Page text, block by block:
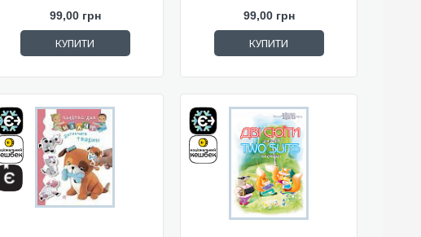
99,00 грн
КУПИТИ
99,00 грн
КУПИТИ